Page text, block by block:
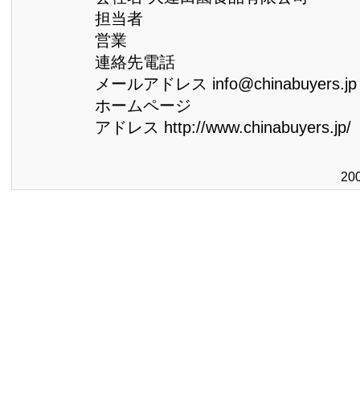
担当者
営業
連絡先電話
メールアドレス info@chinabuyers.jp
ホームページ
アドレス http://www.chinabuyers.jp/